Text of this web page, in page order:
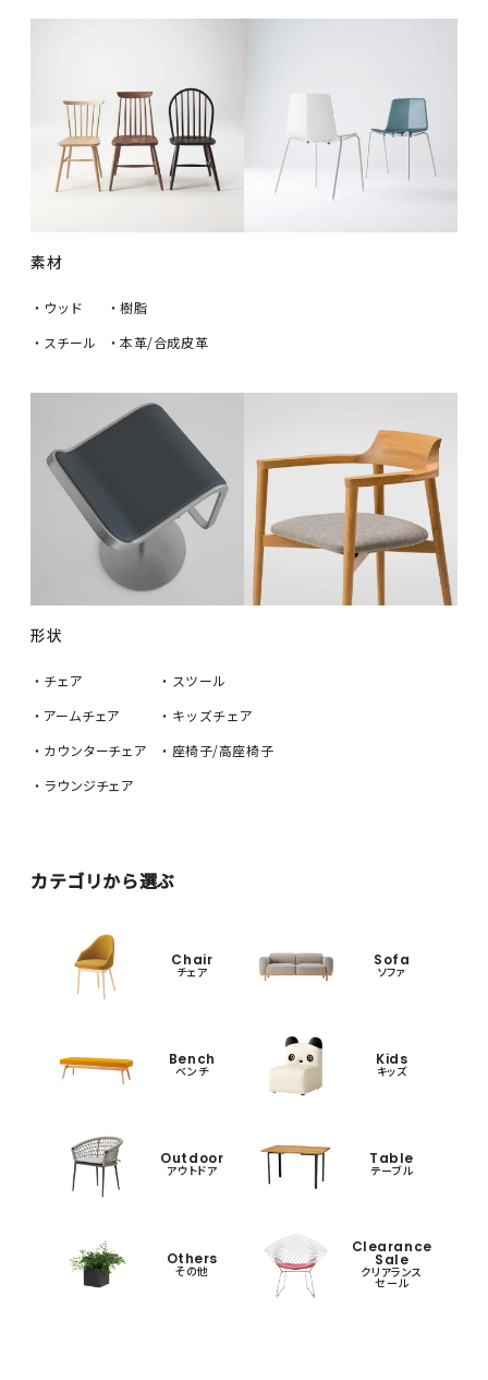
素材
・ウッド
・スチール
・樹脂
・本革/合成皮革
形状
・チェア
・アームチェア
・カウンターチェア
・ラウンジチェア
・スツール
・キッズチェア
・座椅子/高座椅子
カテゴリから選ぶ
Chair
チェア
Sofa
ソファ
Bench
ベンチ
Kids
キッズ
Outdoor
アウトドア
Table
テーブル
Others
その他
Clearance
Sale
クリアランス
セール